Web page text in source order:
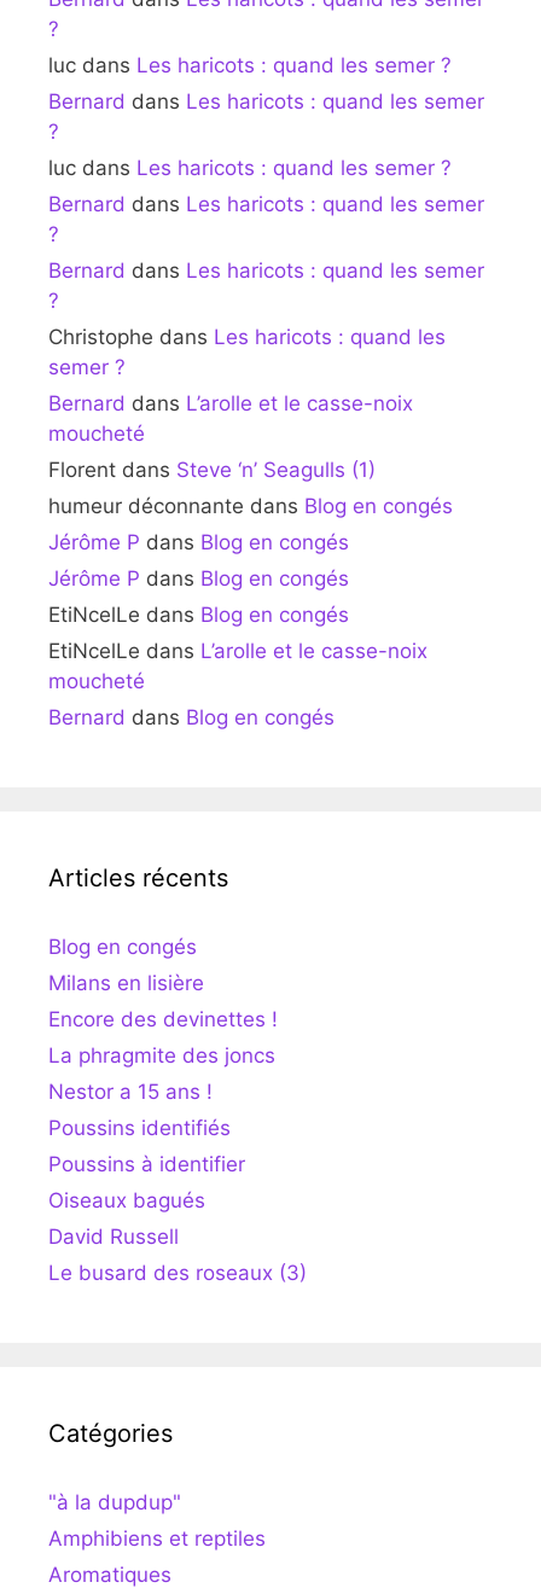
?
luc dans Les haricots : quand les semer ?
Bernard dans Les haricots : quand les semer
?
luc dans Les haricots : quand les semer ?
Bernard dans Les haricots : quand les semer
?
Bernard dans Les haricots : quand les semer
?
Christophe dans Les haricots : quand les
semer ?
Bernard dans L’arolle et le casse-noix
moucheté
Florent dans Steve ‘n’ Seagulls (1)
humeur déconnante dans Blog en congés
Jérôme P dans Blog en congés
Jérôme P dans Blog en congés
EtiNcelLe dans Blog en congés
EtiNcelLe dans L’arolle et le casse-noix
moucheté
Bernard dans Blog en congés
Articles récents
Blog en congés
Milans en lisière
Encore des devinettes !
La phragmite des joncs
Nestor a 15 ans !
Poussins identifiés
Poussins à identifier
Oiseaux bagués
David Russell
Le busard des roseaux (3)
Catégories
"à la dupdup"
Amphibiens et reptiles
Aromatiques